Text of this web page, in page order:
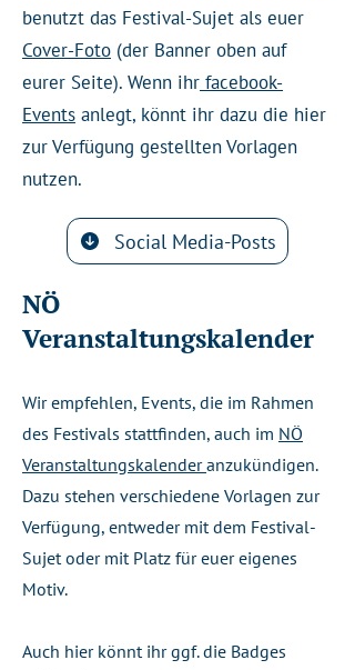
benutzt das Festival-Sujet als euer
Cover-Foto (der Banner oben auf
eurer Seite). Wenn ihr facebook-
Events anlegt, könnt ihr dazu die hier
zur Verfügung gestellten Vorlagen
nutzen.
Social Media-Posts
NÖ
Veranstaltungskalender
Wir empfehlen, Events, die im Rahmen
des Festivals stattfinden, auch im NÖ
Veranstaltungskalenderanzukündigen.
Dazu stehen verschiedene Vorlagen zur
Verfügung, entweder mit dem Festival-
Sujet oder mit Platz für euer eigenes
Motiv.
Auch hier könnt ihr ggf. die Badges